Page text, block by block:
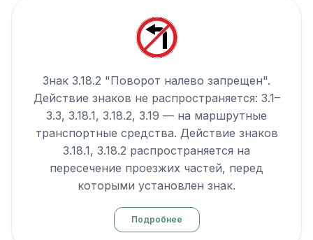
Знак 3.18.2 "Поворот налево запрещен".
Действие знаков не распространяется: 3.1–
3.3, 3.18.1, 3.18.2, 3.19 — на маршрутные
транспортные средства. Действие знаков
3.18.1, 3.18.2 распространяется на
пересечение проезжих частей, перед
которыми установлен знак.
Подробнее